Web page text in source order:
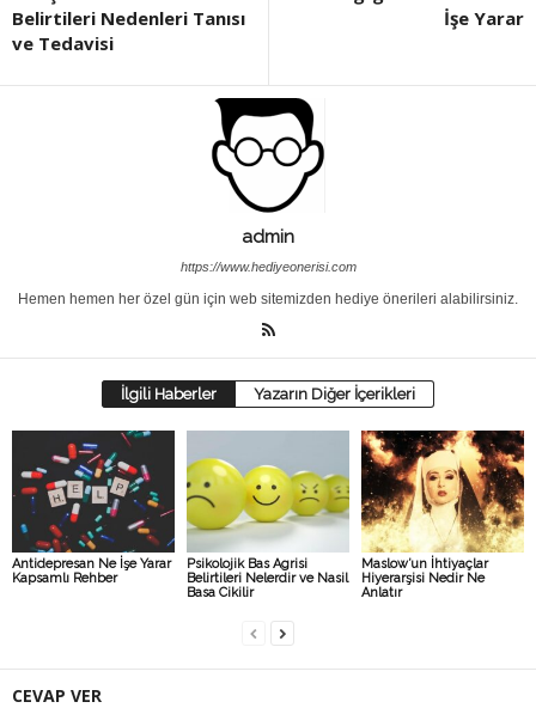
Belirtileri Nedenleri Tanısı
ve Tedavisi
İşe Yarar
admin
https://www.hediyeonerisi.com
Hemen hemen her özel gün için web sitemizden hediye önerileri alabilirsiniz.
İlgili Haberler Yazarın Diğer İçerikleri
Antidepresan Ne İşe Yarar
Kapsamlı Rehber
Psikolojik Bas Agrisi
Belirtileri Nelerdir ve Nasil
Basa Cikilir
Maslow’un İhtiyaçlar
Hiyerarşisi Nedir Ne
Anlatır
CEVAP VER